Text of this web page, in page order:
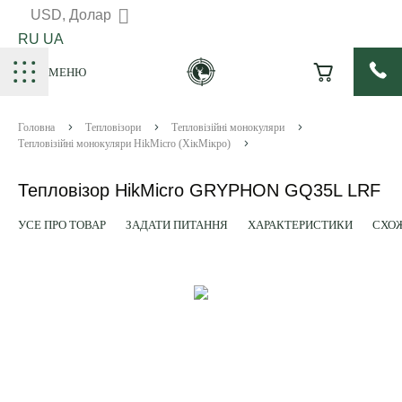
USD, Долар
RU UA
МЕНЮ
Головна Тепловізори
Тепловізійні монокуляри
Тепловізійні монокуляри HikMicro (ХікМікро)
Тепловізор HikMicro GRYPHON GQ35L LRF
УСЕ ПРО ТОВАР ЗАДАТИ ПИТАННЯ ХАРАКТЕРИСТИКИ